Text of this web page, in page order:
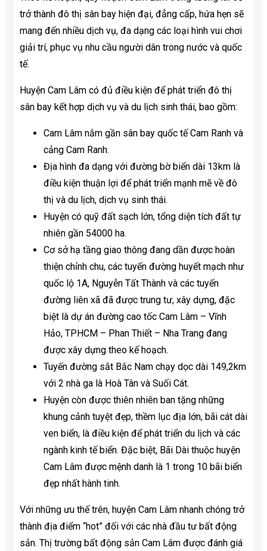
trở thành đô thị sân bay hiện đại, đẳng cấp, hứa hẹn sẽ
mang đến nhiều dịch vụ, đa dạng các loại hình vui chơi
giải trí, phục vụ nhu cầu người dân trong nước và quốc
tế.
Huyện Cam Lâm có đủ điều kiện để phát triển đô thị
sân bay kết hợp dịch vụ và du lịch sinh thái, bao gồm:
Cam Lâm nằm gần sân bay quốc tế Cam Ranh và
cảng Cam Ranh.
Địa hình đa dạng với đường bờ biển dài 13km là
điều kiện thuận lợi để phát triển mạnh mẽ về đô
thị và du lịch, dịch vụ sinh thái.
Huyện có quỹ đất sạch lớn, tổng diện tích đất tự
nhiên gần 54000 ha.
Cơ sở hạ tầng giao thông đang dần được hoàn
thiện chỉnh chu, các tuyến đường huyết mạch như
quốc lộ 1A, Nguyễn Tất Thành và các tuyến
đường liên xã đã được trung tư, xây dựng, đặc
biệt là dự án đường cao tốc Cam Lâm – Vĩnh
Hảo, TPHCM – Phan Thiết – Nha Trang đang
được xây dựng theo kế hoạch.
Tuyến đường sắt Bắc Nam chạy dọc dài 149,2km
với 2 nhà ga là Hoà Tân và Suối Cát.
Huyện còn được thiên nhiên ban tặng những
khung cảnh tuyệt đẹp, thềm lục địa lớn, bãi cát dài
ven biển, là điều kiện để phát triển du lịch và các
ngành kinh tế biển. Đặc biệt, Bãi Dài thuộc huyện
Cam Lâm được mệnh danh là 1 trong 10 bãi biển
đẹp nhất hành tinh.
Với những ưu thế trên, huyện Cam Lâm nhanh chóng trở
thành địa điểm “hot” đối với các nhà đầu tư bất động
sản. Thị trường bất động sản Cam Lâm được đánh giá